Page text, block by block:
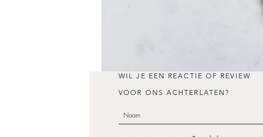
WIL JE EEN REACTIE OF REVIEW
VOOR ONS ACHTERLATEN?